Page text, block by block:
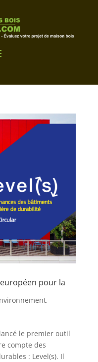
pour la
,
le premier outil
compte des
: Level(s). Il